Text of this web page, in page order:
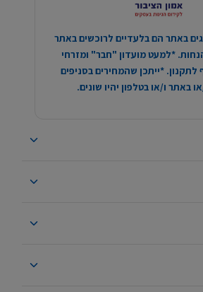
באתר הם בלעדיים לרוכשים באתר
*למעט מועדון "חבר" ומזרחי
לתקנון. *ייתכן שהמחירים בסניפים
באתר ו/או בטלפון יהיו שונים.